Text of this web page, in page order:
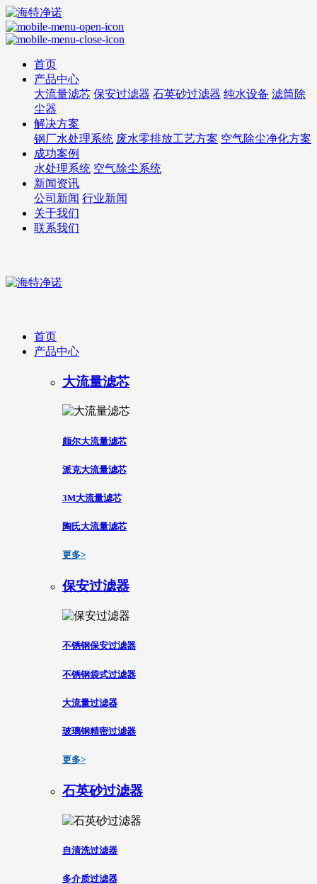
首页
产品中心
大流量滤芯 保安过滤器 石英砂过滤器 纯水设备 滤筒除
尘器
解决方案
钢厂水处理系统 废水零排放工艺方案 空气除尘净化方案
成功案例
水处理系统 空气除尘系统
新闻资讯
公司新闻 行业新闻
关于我们
联系我们
首页
产品中心
大流量滤芯
颇尔大流量滤芯
派克大流量滤芯
3M大流量滤芯
陶氏大流量滤芯
更多>
保安过滤器
不锈钢保安过滤器
不锈钢袋式过滤器
大流量过滤器
玻璃钢精密过滤器
更多>
石英砂过滤器
自清洗过滤器
多介质过滤器